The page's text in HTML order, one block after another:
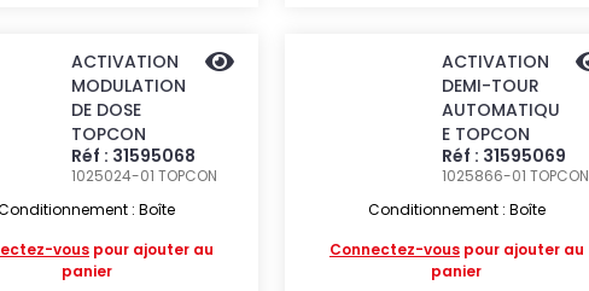
ACTIVATION
MODULATION
DE DOSE
TOPCON
Réf : 31595068
1025024-01TOPCON
: Boîte
vous pour ajouter au
panier
ACTIVATION
DEMI-TOUR
AUTOMATIQU
E TOPCON
Réf : 31595069
1025866-01 TOPCON
Conditionnement : Boîte
Connectez-vouspour ajouter au
panier